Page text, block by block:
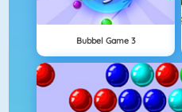
Bubbel Game 3